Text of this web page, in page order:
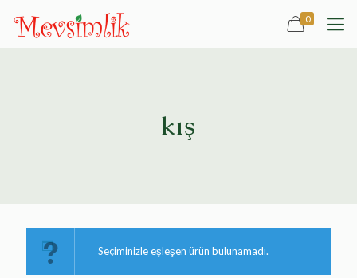
0
kış
Seçiminizle eşleşen ürün bulunamadı.